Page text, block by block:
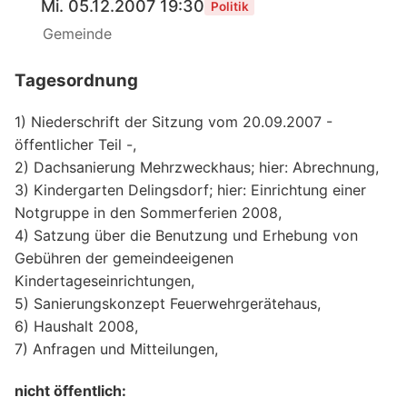
Mi. 05.12.2007 19:30 Politik
Gemeinde
Tagesordnung
1) Niederschrift der Sitzung vom 20.09.2007 -
öffentlicher Teil -,
2) Dachsanierung Mehrzweckhaus; hier: Abrechnung,
3) Kindergarten Delingsdorf; hier: Einrichtung einer
Notgruppe in den Sommerferien 2008,
4) Satzung über die Benutzung und Erhebung von
Gebühren der gemeindeeigenen
Kindertageseinrichtungen,
5) Sanierungskonzept Feuerwehrgerätehaus,
6) Haushalt 2008,
7) Anfragen und Mitteilungen,
nicht öffentlich: